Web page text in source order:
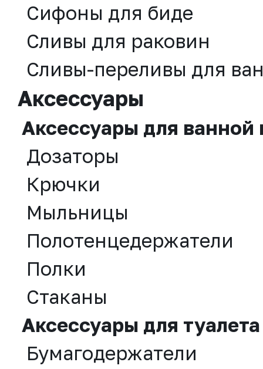
Сифоны для биде
Сливы для раковин
Сливы-переливы для
Аксессуары
Аксессуары для ванной
Дозаторы
Крючки
Мыльницы
Полотенцедержатели
Полки
Стаканы
Аксессуары для туалета
Бумагодержатели